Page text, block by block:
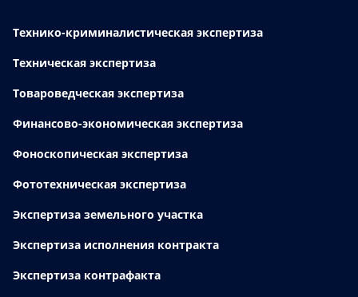
Технико-криминалистическая экспертиза
Техническая экспертиза
Товароведческая экспертиза
Финансово-экономическая экспертиза
Фоноскопическая экспертиза
Фототехническая экспертиза
Экспертиза земельного участка
Экспертиза исполнения контракта
Экспертиза контрафакта